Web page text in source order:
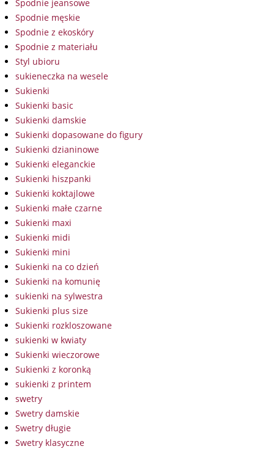
Spodnie jeansowe
Spodnie męskie
Spodnie z ekoskóry
Spodnie z materiału
Styl ubioru
sukieneczka na wesele
Sukienki
Sukienki basic
Sukienki damskie
Sukienki dopasowane do figury
Sukienki dzianinowe
Sukienki eleganckie
Sukienki hiszpanki
Sukienki koktajlowe
Sukienki małe czarne
Sukienki maxi
Sukienki midi
Sukienki mini
Sukienki na co dzień
Sukienki na komunię
sukienki na sylwestra
Sukienki plus size
Sukienki rozkloszowane
sukienki w kwiaty
Sukienki wieczorowe
Sukienki z koronką
sukienki z printem
swetry
Swetry damskie
Swetry długie
Swetry klasyczne